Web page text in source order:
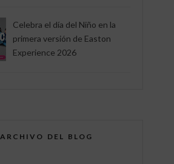
Celebra el día del Niño en la
primera versión de Easton
Experience 2026
ARCHIVO DEL BLOG